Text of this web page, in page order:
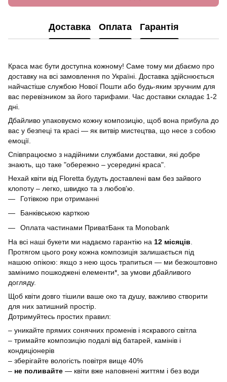
Доставка Оплата Гарантія
Краса має бути доступна кожному! Саме тому ми дбаємо про
доставку на всі замовлення по Україні. Доставка здійснюється
найчастіше службою Нової Пошти або будь-яким зручним для
вас перевізником за його тарифами. Час доставки складає 1-2
дні.
Дбайливо упаковуємо кожну композицію, щоб вона прибула до
вас у безпеці та красі — як витвір мистецтва, що несе з собою
емоції.
Співпрацюємо з надійними службами доставки, які добре
знають, що таке "обережно – усередині краса".
Нехай квіти від Floretta будуть доставлені вам без зайвого
клопоту – легко, швидко та з любов'ю.
Готівкою при отриманні
Банківською карткою
Оплата частинами ПриватБанк та Monobank
На всі наші букети ми надаємо гарантію на 12 місяців
Протягом цього року кожна композиція залишається під
нашою опікою: якщо з нею щось трапиться — ми безкоштовно
замінимо пошкоджені елементи*, за умови дбайливого
догляду.
Щоб квіти довго тішили ваше око та душу, важливо створити
для них затишний простір.
Дотримуйтесь простих правил:
– уникайте прямих сонячних променів і яскравого світла
– тримайте композицію подалі від батарей, камінів і
кондиціонерів
– зберігайте вологість повітря вище 40%
– не поливайте — квіти вже наповнені життям і без води